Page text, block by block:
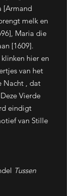
[Armand
melk en
Maria die
[1609].
hier en
van het
Nacht , dat
Vierde
eindigt
van Stille
Tussen